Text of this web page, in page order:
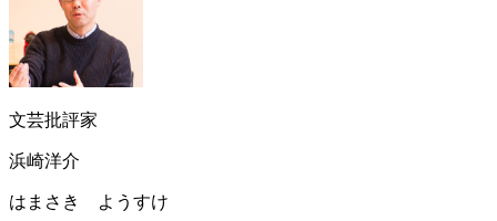
文芸批評家
浜崎洋介
はまさき ようすけ